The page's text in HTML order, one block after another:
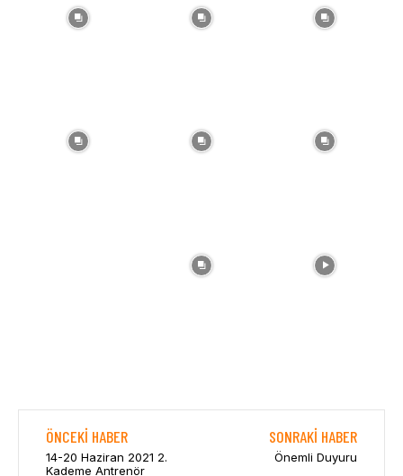
ÖNCEKI HABER
14-20 Haziran 2021 2.
Kademe Antrenör
SONRAKI HABER
Önemli Duyuru